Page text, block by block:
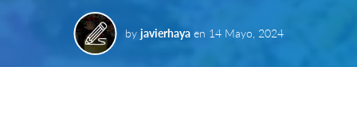
by javierhaya en 14 Mayo, 2024